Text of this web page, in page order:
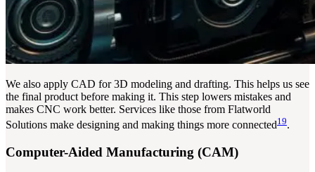
We also apply CAD for 3D modeling and drafting. This helps us see
the final product before making it. This step lowers mistakes and
makes CNC work better. Services like those from Flatworld
Solutions make designing and making things more connected19.
Computer-Aided Manufacturing (CAM)